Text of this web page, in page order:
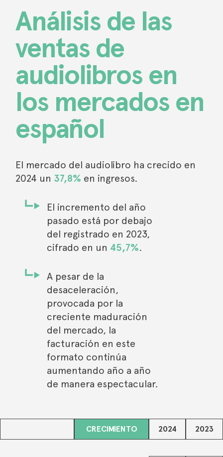
Análisis de las
ventas de
audiolibros en
los mercados en
español
El mercado del audiolibro ha crecido en
2024 un 37,8% en ingresos.
El incremento del año
pasado está por debajo
del registrado en 2023,
cifrado en un 45,7%.
A pesar de la
desaceleración,
provocada por la
creciente maduración
del mercado, la
facturación en este
formato continúa
aumentando año a año
de manera espectacular.
CRECIMIENTO 2024 2023